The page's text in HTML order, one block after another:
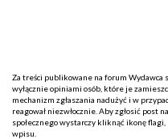
Za treści publikowane na forum Wydawca
wyłącznie opiniami osób, które je
mechanizm zgłaszania nadużyć i w
reagował niezwłocznie. Aby zgłosić post
społecznego wystarczy kliknąć ikonę
wpisu.